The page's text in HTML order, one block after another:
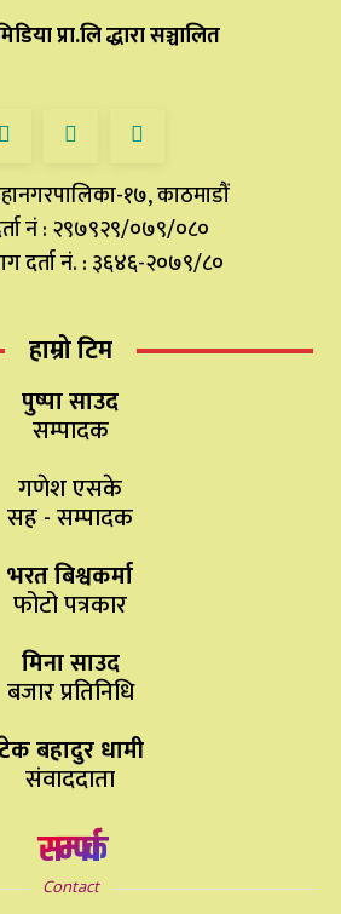
प्रा.लि द्धारा सञ्चालित
१७, काठमाडौं
नं : २९७९२९/०७९/०८०
दर्ता नं. : ३६४६-२०७९/८०
हाम्रो टिम
पुष्पा साउद
सम्पादक
गणेश एसके
सह - सम्पादक
भरत बिश्वकर्मा
फोटो पत्रकार
मिना साउद
बजार प्रतिनिधि
बहादुर धामी
संवाददाता
सम्पर्क
Contact